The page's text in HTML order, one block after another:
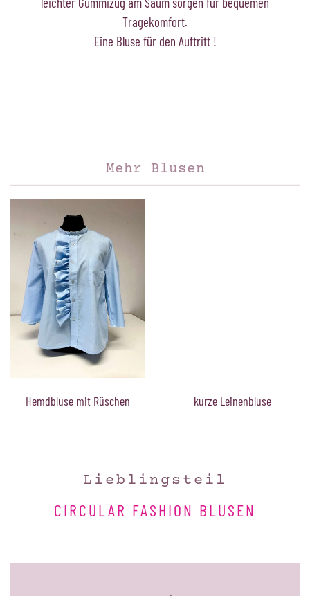
Tragekomfort.
Eine Bluse für den Auftritt !
Mehr Blusen
Hemdbluse mit Rüschen kurze Leinenbluse
Lieblingsteil
CIRCULAR FASHION BLUSEN